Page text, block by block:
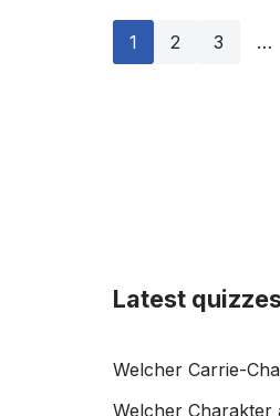
1 2 3 …
Latest
Welcher Carrie-
Welcher Charakter